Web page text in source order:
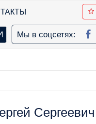
Мы в соцсетях:
Сергеевич